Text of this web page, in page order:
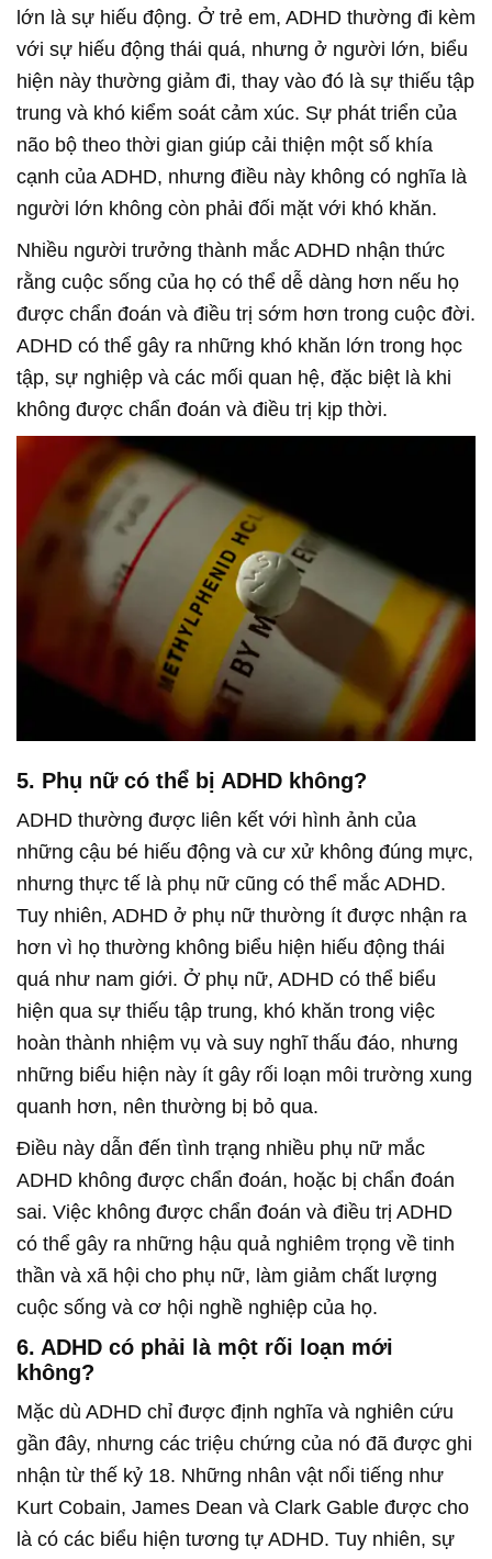
lớn là sự hiếu động. Ở trẻ em, ADHD thường đi kèm
với sự hiếu động thái quá, nhưng ở người lớn, biểu
hiện này thường giảm đi, thay vào đó là sự thiếu tập
trung và khó kiểm soát cảm xúc. Sự phát triển của
não bộ theo thời gian giúp cải thiện một số khía
cạnh của ADHD, nhưng điều này không có nghĩa là
người lớn không còn phải đối mặt với khó khăn.
Nhiều người trưởng thành mắc ADHD nhận thức
rằng cuộc sống của họ có thể dễ dàng hơn nếu họ
được chẩn đoán và điều trị sớm hơn trong cuộc đời.
ADHD có thể gây ra những khó khăn lớn trong học
tập, sự nghiệp và các mối quan hệ, đặc biệt là khi
không được chẩn đoán và điều trị kịp thời.
5. Phụ nữ có thể bị ADHD không?
ADHD thường được liên kết với hình ảnh của
những cậu bé hiếu động và cư xử không đúng mực,
nhưng thực tế là phụ nữ cũng có thể mắc ADHD.
Tuy nhiên, ADHD ở phụ nữ thường ít được nhận ra
hơn vì họ thường không biểu hiện hiếu động thái
quá như nam giới. Ở phụ nữ, ADHD có thể biểu
hiện qua sự thiếu tập trung, khó khăn trong việc
hoàn thành nhiệm vụ và suy nghĩ thấu đáo, nhưng
những biểu hiện này ít gây rối loạn môi trường xung
quanh hơn, nên thường bị bỏ qua.
Điều này dẫn đến tình trạng nhiều phụ nữ mắc
ADHD không được chẩn đoán, hoặc bị chẩn đoán
sai. Việc không được chẩn đoán và điều trị ADHD
có thể gây ra những hậu quả nghiêm trọng về tinh
thần và xã hội cho phụ nữ, làm giảm chất lượng
cuộc sống và cơ hội nghề nghiệp của họ.
6. ADHD có phải là một rối loạn mới
không?
Mặc dù ADHD chỉ được định nghĩa và nghiên cứu
gần đây, nhưng các triệu chứng của nó đã được ghi
nhận từ thế kỷ 18. Những nhân vật nổi tiếng như
Kurt Cobain, James Dean và Clark Gable được cho
là có các biểu hiện tương tự ADHD. Tuy nhiên, sự